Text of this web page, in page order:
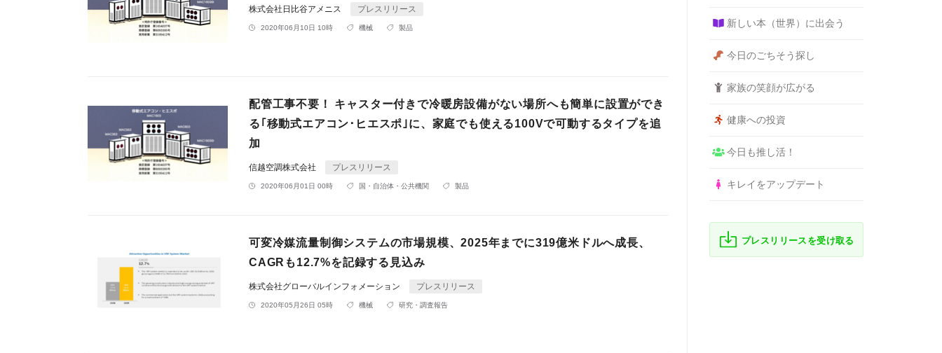
株式会社日比谷アメニス プレスリリース
2020年06月10日 10時 機械 製品
配管工事不要！ キャスター付きで冷暖房設備がない場所へも簡単に設置ができ
る｢移動式エアコン･ヒエスポ｣に、家庭でも使える100Vで可動するタイプを追
加
信越空調株式会社 プレスリリース
2020年06月01日 00時 国・自治体・公共機関 製品
可変冷媒流量制御システムの市場規模、2025年までに319億米ドルへ成長、
CAGRも12.7%を記録する見込み
株式会社グローバルインフォメーション プレスリリース
2020年05月26日 05時 機械 研究・調査報告
新しい本（世界）に出会う
今日のごちそう探し
家族の笑顔が広がる
健康への投資
今日も推し活！
キレイをアップデート
プレスリリースを受け取る